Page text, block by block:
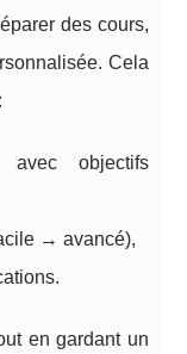
des cours,
Cela
avec objectifs
→ avancé),
en gardant un